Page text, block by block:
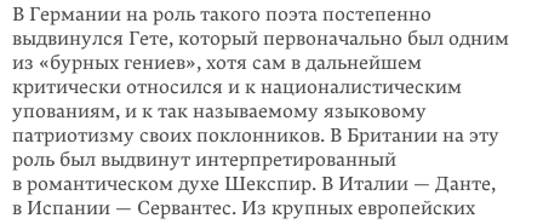
В Германии на роль такого поэта постепенно
выдвинулся Гете, который перво­на­ча­льно был одним
из «бурных гениев», хотя сам в дальнейшем
критически относился и к националистическим
упованиям, и к так называемому языко­вому
патриотизму своих поклонников. В Британии на эту
роль был выдвинут интерпретированный
в романтическом духе Шекспир. В Италии — Данте,
в Испании — Сервантес. Из крупных европейских